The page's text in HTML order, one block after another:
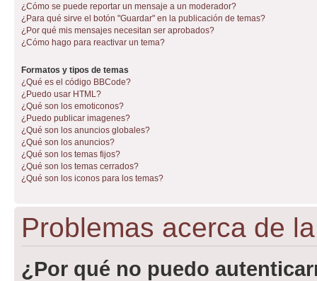
¿Cómo se puede reportar un mensaje a un moderador?
¿Para qué sirve el botón "Guardar" en la publicación de temas?
¿Por qué mis mensajes necesitan ser aprobados?
¿Cómo hago para reactivar un tema?
Formatos y tipos de temas
¿Qué es el código BBCode?
¿Puedo usar HTML?
¿Qué son los emoticonos?
¿Puedo publicar imagenes?
¿Qué son los anuncios globales?
¿Qué son los anuncios?
¿Qué son los temas fijos?
¿Qué son los temas cerrados?
¿Qué son los iconos para los temas?
Problemas acerca de
¿Por qué no puedo